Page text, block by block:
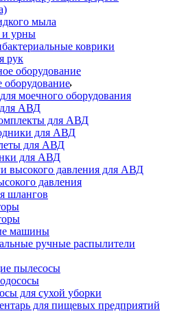
мыла
и урны
коврики
рук
моечного оборудования
АВД
для АВД
для АВД
для АВД
для АВД
высокого давления для АВД
давления
шлангов
машины
ручные распылители
пылесосы
для сухой уборки